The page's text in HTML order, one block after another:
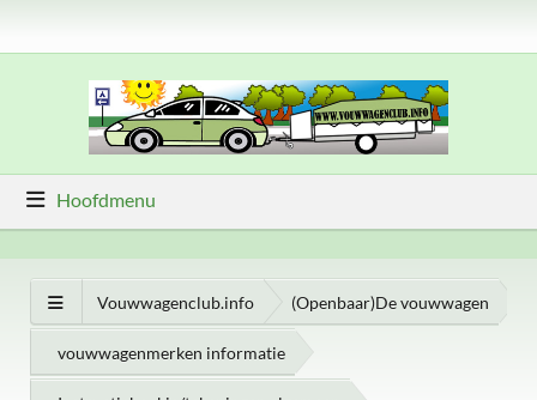
Hoofdmenu
Vouwwagenclub.info (Openbaar)De vouwwagen
vouwwagenmerken informatie